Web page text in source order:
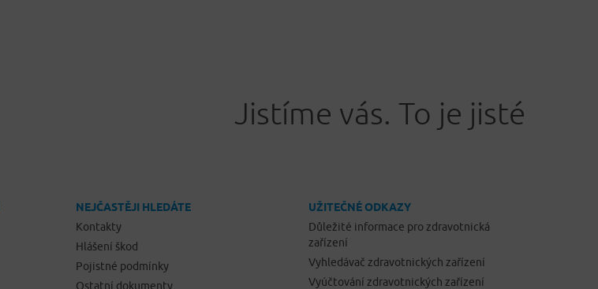
Jistíme vás. To je jisté
NEJČASTĚJI HLEDÁTE
Kontakty
Hlášení škod
Pojistné podmínky
Ostatní dokumenty
UŽITEČNÉ ODKAZY
Důležité informace pro zdravotnická
zařízení
Vyhledávač zdravotnických zařízení
Vyúčtování zdravotnických zařízení